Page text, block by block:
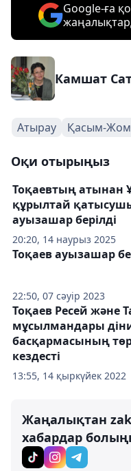
Google-ға
Камшат
Атырау Қасым-
Оқи отырыңыз
20:20, 14 наурыз 2025
Тоқаевтың атынан
құрылтай
ауызашар берілді
22:50, 07 сәуір 2023
Тоқаев ауызашар
13:55, 14 қыркүйек 2022
Тоқаев Ресей және
мұсылмандары
басқармасының
кездесті
Жаңалықтан
хабардар